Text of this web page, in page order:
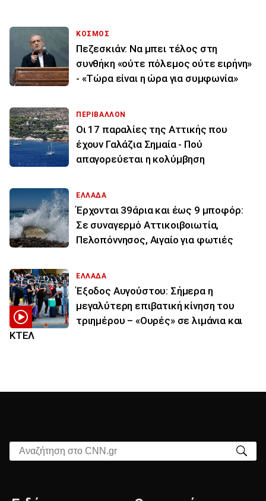
ΚΟΣΜΟΣ
Πεζεσκιάν: Να μπει τέλος στη
συνθήκη «ούτε πόλεμος ούτε ειρήνη»
- «Τώρα είναι η ώρα για συμφωνία»
ΠΕΡΙΒΑΛΛΟΝ
Οι 17 παραλίες της Αττικής που
έχουν Γαλάζια Σημαία - Πού
απαγορεύεται η κολύμβηση
ΕΛΛΑΔΑ
Έρχονται 39άρια και έως 9 μποφόρ:
Σε συναγερμό Αττικοιβοιωτία,
Πελοπόννησος, Αιγαίο για φωτιές
ΕΛΛΑΔΑ
Έξοδος Αυγούστου: Σήμερα η
μεγαλύτερη επιβατική κίνηση του
τριημέρου – «Ουρές» σε λιμάνια και
ΚΤΕΛ
Αναζήτηση στο CNN.gr